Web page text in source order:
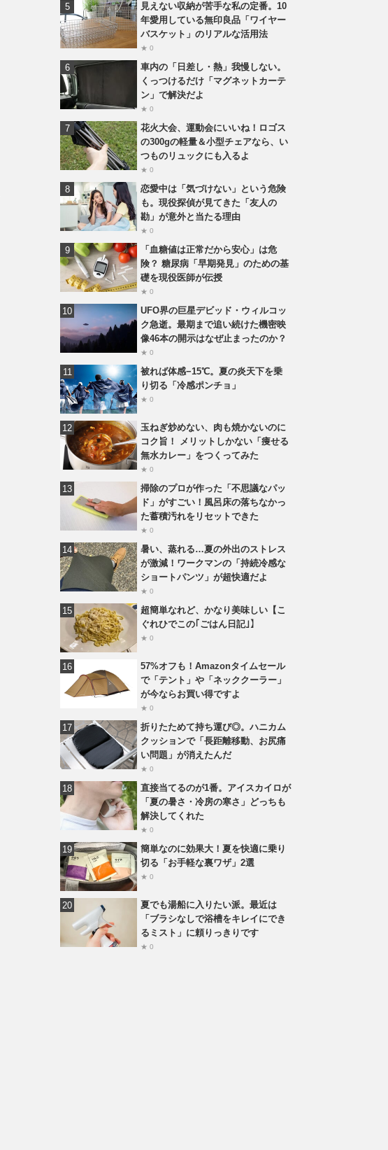
見えない収納が苦手な私の定番。10
年愛用している無印良品「ワイヤー
バスケット」のリアルな活用法
★ 0
車内の「日差し・熱」我慢しない。
くっつけるだけ「マグネットカーテ
ン」で解決だよ
★ 0
花火大会、運動会にいいね！ロゴス
の300gの軽量＆小型チェアなら、い
つものリュックにも入るよ
★ 0
恋愛中は「気づけない」という危険
も。現役探偵が見てきた「友人の
勘」が意外と当たる理由
★ 0
「血糖値は正常だから安心」は危
険？ 糖尿病「早期発見」のための基
礎を現役医師が伝授
★ 0
UFO界の巨星デビッド・ウィルコッ
ク急逝。最期まで追い続けた機密映
像46本の開示はなぜ止まったのか？
★ 0
被れば体感−15℃。夏の炎天下を乗
り切る「冷感ポンチョ」
★ 0
玉ねぎ炒めない、肉も焼かないのに
コク旨！ メリットしかない「痩せる
無水カレー」をつくってみた
★ 0
掃除のプロが作った「不思議なパッ
ド」がすごい！風呂床の落ちなかっ
た蓄積汚れをリセットできた
★ 0
暑い、蒸れる…夏の外出のストレス
が激減！ワークマンの「持続冷感な
ショートパンツ」が超快適だよ
★ 0
超簡単なれど、かなり美味しい【こ
ぐれひでこの｢ごはん日記｣】
★ 0
57%オフも！Amazonタイムセール
で「テント」や「ネッククーラー」
が今ならお買い得ですよ
★ 0
折りたためて持ち運び◎。ハニカム
クッションで「長距離移動、お尻痛
い問題」が消えたんだ
★ 0
直接当てるのが1番。アイスカイロが
「夏の暑さ・冷房の寒さ」どっちも
解決してくれた
★ 0
簡単なのに効果大！夏を快適に乗り
切る「お手軽な裏ワザ」2選
★ 0
夏でも湯船に入りたい派。最近は
「ブラシなしで浴槽をキレイにでき
るミスト」に頼りっきりです
★ 0